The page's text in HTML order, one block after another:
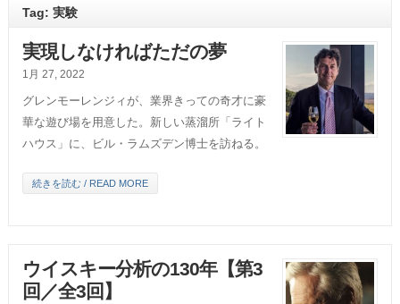
Tag: 実験
実現しなければただの夢
1月 27, 2022
グレンモーレンジィが、業界きっての奇才に豪
華な遊び場を用意した。新しい蒸溜所「ライト
ハウス」に、ビル・ラムズデン博士を訪ねる。
続きを読む / READ MORE
ウイスキー分析の130年【第3
回／全3回】